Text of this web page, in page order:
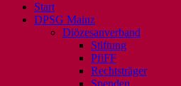
Start
DPSG Mainz
Diözesanverband
Stiftung
PfiFF
Rechtsträger
Spenden